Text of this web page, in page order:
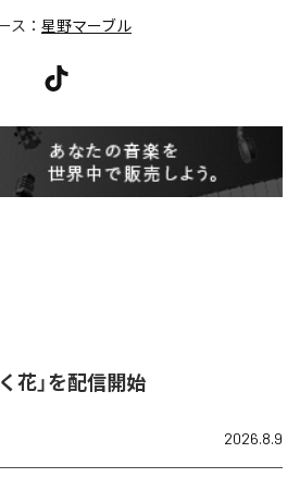
ス： 星野マーブル
花」を配信開始
2026.8.9